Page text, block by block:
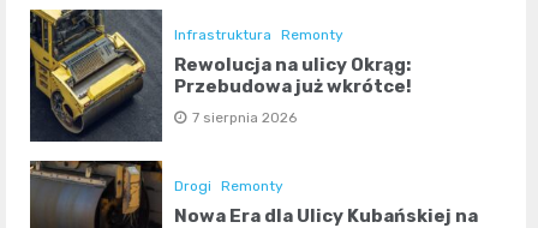
Infrastruktura Remonty
Rewolucja na ulicy Okrąg:
Przebudowa już wkrótce!
7 sierpnia 2026
Drogi Remonty
Nowa Era dla Ulicy Kubańskiej na